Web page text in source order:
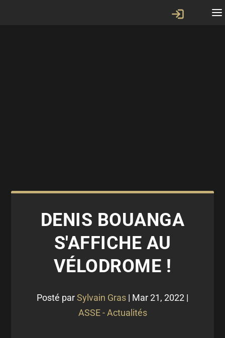
DENIS BOUANGA
S'AFFICHE AU
VÉLODROME !
Posté parSylvain Gras | Mar 21, 2022 |
ASSE - Actualités